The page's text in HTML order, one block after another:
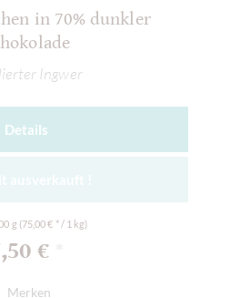
in 70% dunkler
Ingwer
Details
g (75,00 € * / 1 kg)
€
Merken